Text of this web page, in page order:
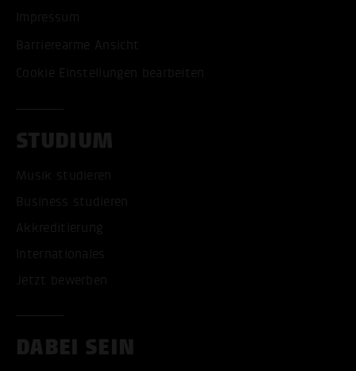
Impressum
Barrierearme Ansicht
Cookie Einstellungen bearbeiten
STUDIUM
Musik studieren
Business studieren
Akkreditierung
Internationales
Jetzt bewerben
DABEI SEIN